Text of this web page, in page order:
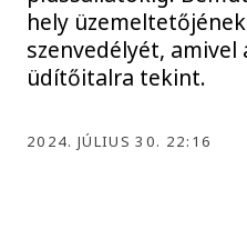
hely
szenvedélyét,
üdítőitalra tekint.
2024. JÚLIUS 30. 22:16